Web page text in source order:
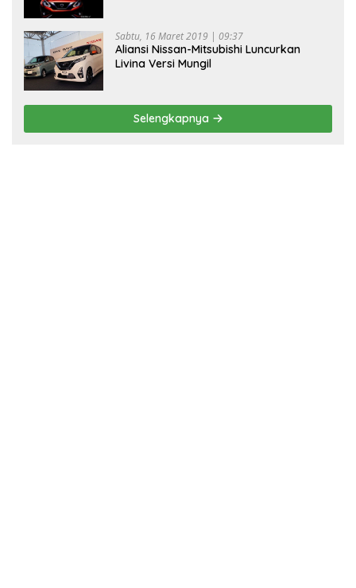
Sabtu, 16 Maret 2019 | 09:37
Aliansi Nissan-Mitsubishi Luncurkan
Livina Versi Mungil
Selengkapnya